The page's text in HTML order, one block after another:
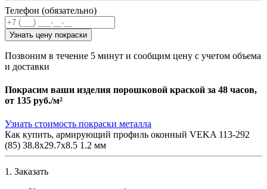
Телефон (обязательно)
Узнать цену покраски
Позвоним в течение 5 минут и сообщим цену с учетом объема
и доставки
Покрасим ваши изделия порошковой краской за 48 часов,
от 135 руб./м²
Узнать стоимость покраски металла
Как купить, армирующий профиль оконный VEKA 113-292
(85) 38.8х29.7х8.5 1.2 мм
1. Заказать